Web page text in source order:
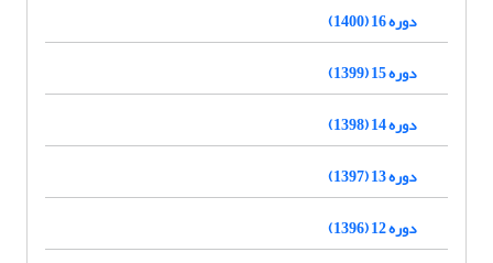
دوره 16 (1400)
دوره 15 (1399)
دوره 14 (1398)
دوره 13 (1397)
دوره 12 (1396)